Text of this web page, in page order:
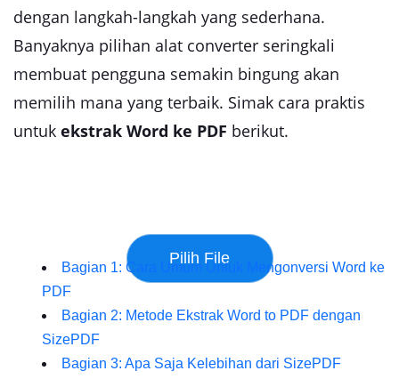
dengan langkah-langkah yang sederhana.
Banyaknya pilihan alat converter seringkali
membuat pengguna semakin bingung akan
memilih mana yang terbaik. Simak cara praktis
untuk ekstrak Word ke PDF berikut.
Bagian 1: Cara Umum Untuk Mengonversi Word ke
PDF
Bagian 2: Metode Ekstrak Word to PDF dengan
SizePDF
Bagian 3: Apa Saja Kelebihan dari SizePDF